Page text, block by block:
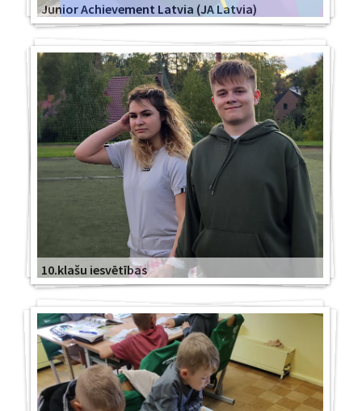
Junior Achievement Latvia (JA Latvia)
10.klašu iesvētības